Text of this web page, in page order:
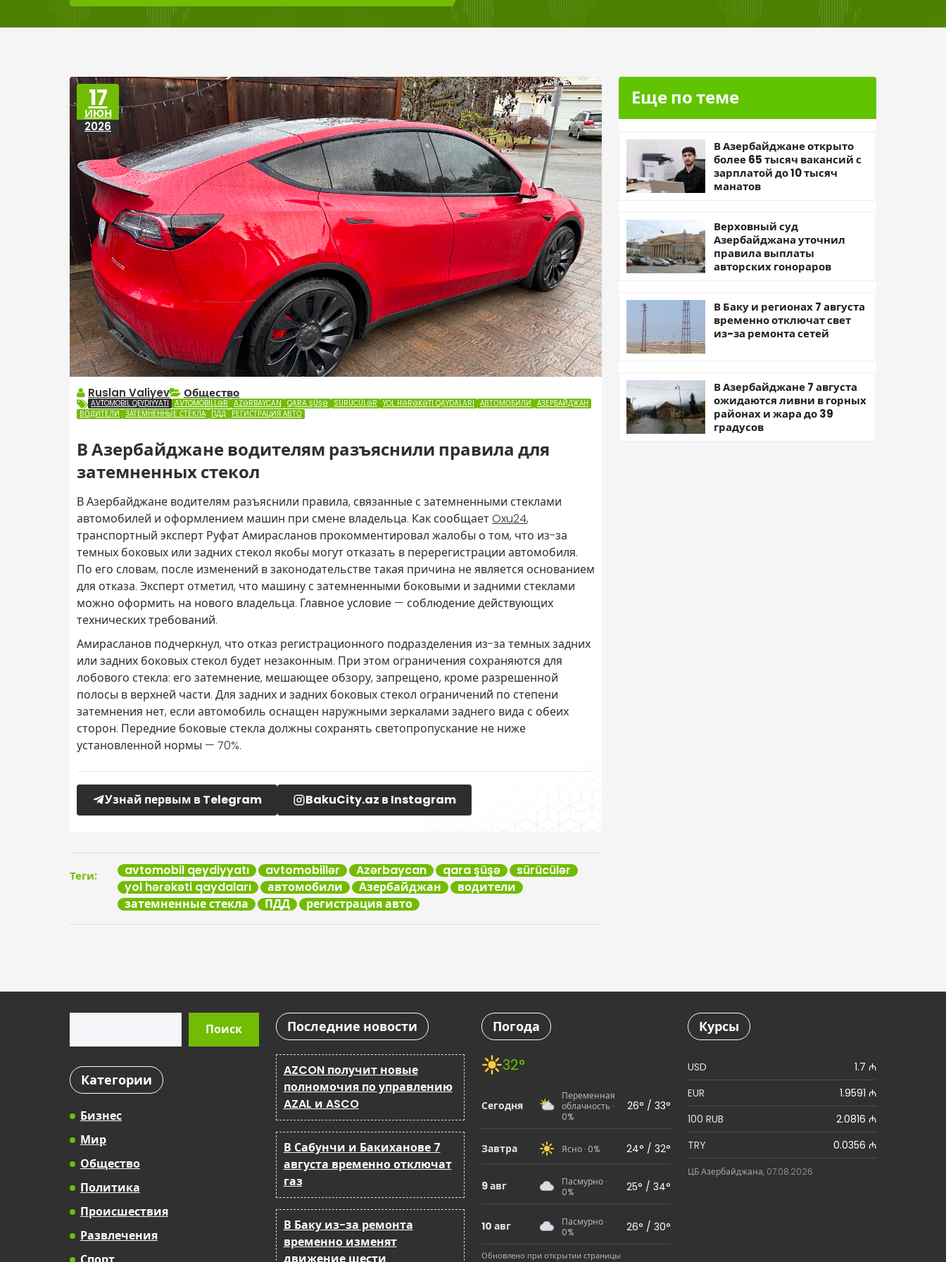
17
ИЮН
2026
Ruslan Valiyev Общество
AVTOMOBIL QEYDIYYATI AVTOMOBILLƏR AZƏRBAYCAN QARA ŞÜŞƏ SÜRÜCÜLƏR YOL HƏRƏKƏTI QAYDALARI АВТОМОБИЛИ АЗЕРБАЙДЖАН
ВОДИТЕЛИ ЗАТЕМНЕННЫЕ СТЕКЛА ПДД РЕГИСТРАЦИЯ АВТО
В Азербайджане водителям разъяснили правила для
затемненных стекол
В Азербайджане водителям разъяснили правила, связанные с затемненными стеклами
автомобилей и оформлением машин при смене владельца. Как сообщаетOxu24,
транспортный эксперт Руфат Амирасланов прокомментировал жалобы о том, что из-за
темных боковых или задних стекол якобы могут отказать в перерегистрации автомобиля.
По его словам, после изменений в законодательстве такая причина не является основанием
для отказа. Эксперт отметил, что машину с затемненными боковыми и задними стеклами
можно оформить на нового владельца. Главное условие — соблюдение действующих
технических требований.
Амирасланов подчеркнул, что отказ регистрационного подразделения из-за темных задних
или задних боковых стекол будет незаконным. При этом ограничения сохраняются для
лобового стекла: его затемнение, мешающее обзору, запрещено, кроме разрешенной
полосы в верхней части. Для задних и задних боковых стекол ограничений по степени
затемнения нет, если автомобиль оснащен наружными зеркалами заднего вида с обеих
сторон. Передние боковые стекла должны сохранять светопропускание не ниже
установленной нормы — 70%.
Узнай первым в Telegram BakuCity.az в Instagram
Теги: avtomobil qeydiyyatı avtomobillər Azərbaycan qara şüşə
sürücülər
yol hərəkəti qaydaları
автомобили Азербайджан
водители
затемненные стекла
ПДД регистрация авто
Еще по теме
В Азербайджане открыто
более 65 тысяч вакансий с
зарплатой до 10 тысяч
манатов
Верховный суд
Азербайджана уточнил
правила выплаты
авторских гонораров
В Баку и регионах 7 августа
временно отключат свет
из-за ремонта сетей
В Азербайджане 7 августа
ожидаются ливни в горных
районах и жара до 39
градусов
Поиск
Категории
Бизнес
Мир
Общество
Политика
Происшествия
Развлечения
Последние новости
AZCON получит новые
полномочия по управлению
AZAL и ASCO
В Сабунчи и Бакиханове 7
августа временно отключат
газ
В Баку из-за ремонта
временно изменят
движение шести
Погода
32°
Сегодня
Переменная
облачность ·
0%
26° / 33°
Завтра Ясно · 0% 24° / 32°
9 авг
Пасмурно ·
0%
25° / 34°
10 авг
Пасмурно ·
0%
26° / 30°
Обновлено при открытии страницы
Курсы
USD
1.7 ₼
EUR
1.9591 ₼
100 RUB
2.0816 ₼
TRY
0.0356 ₼
ЦБ Азербайджана, 07.08.2026